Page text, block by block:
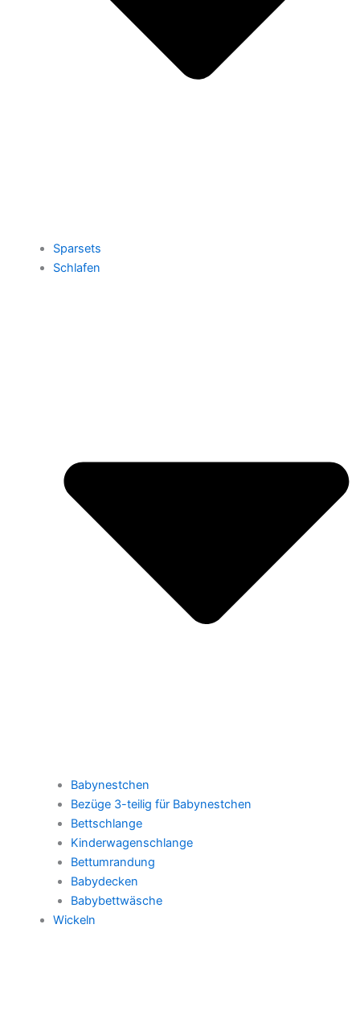
Sparsets
Schlafen
Babynestchen
Bezüge 3-teilig für Babynestchen
Bettschlange
Kinderwagenschlange
Bettumrandung
Babydecken
Babybettwäsche
Wickeln